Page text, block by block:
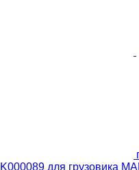
K000089 для грузовика